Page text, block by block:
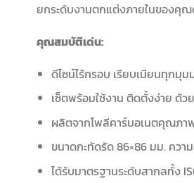
ยกระดับงานตกแต่งภายในของคุ
คุณสมบัติเด่น:
ดีไซน์ไร้กรอบ เรียบเนียนทุกมุ
เซ็ตพร้อมใช้งาน ติดตั้งง่าย ด้ว
ผลิตจากโพลีคาร์บอเนตคุณภา
ขนาดกะทัดรัด 86×86 มม. คว
ได้รับมาตรฐานระดับสากลทั้ง